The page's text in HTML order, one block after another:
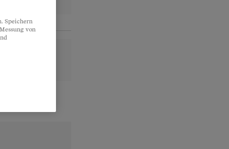
Speichern
von